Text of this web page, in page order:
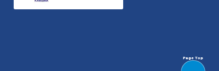
Page Top